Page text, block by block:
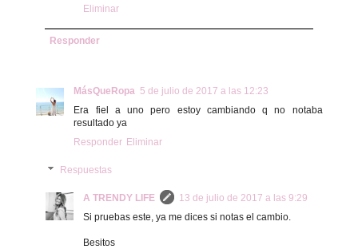
Eliminar
Responder
MásQueRopa 5 de julio de 2017 a las 12:23
Era fiel a uno pero estoy cambiando q no notaba
resultado ya
Responder Eliminar
Respuestas
A TRENDY LIFE
13 de julio de 2017 a las 9:29
Si pruebas este, ya me dices si notas el cambio.
Besitos